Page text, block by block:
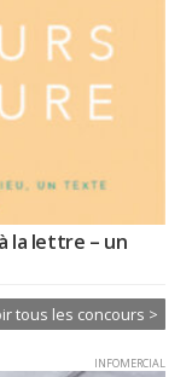
la lettre – un
tous les concours >
INFOMERCIAL